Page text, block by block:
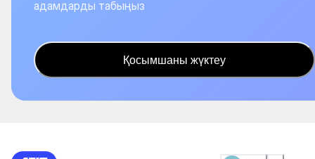
адамдарды табыңыз
Қосымшаны жүктеу